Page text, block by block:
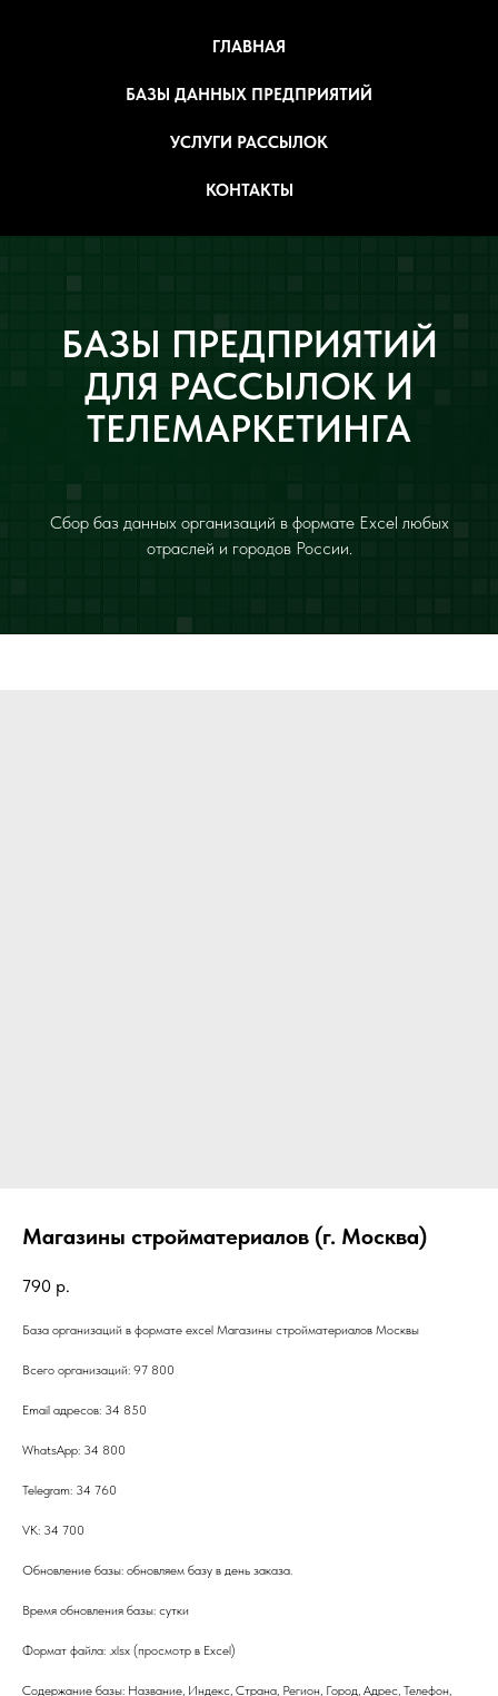
ГЛАВНАЯ
БАЗЫ ДАННЫХ ПРЕДПРИЯТИЙ
УСЛУГИ РАССЫЛОК
КОНТАКТЫ
БАЗЫ ПРЕДПРИЯТИЙ
ДЛЯ РАССЫЛОК И
ТЕЛЕМАРКЕТИНГА
Сбор баз данных организаций в формате Excel любых
отраслей и городов России.
Магазины стройматериалов (г. Москва)
790 р.
База организаций в формате excel Магазины стройматериалов Москвы
Всего организаций: 97 800
Email адресов: 34 850
WhatsApp: 34 800
Telegram: 34 760
VK: 34 700
Обновление базы: обновляем базу в день заказа.
Время обновления базы: сутки
Формат файла: .xlsx (просмотр в Excel)
Содержание базы: Название, Индекс, Страна, Регион, Город, Адрес, Телефон,